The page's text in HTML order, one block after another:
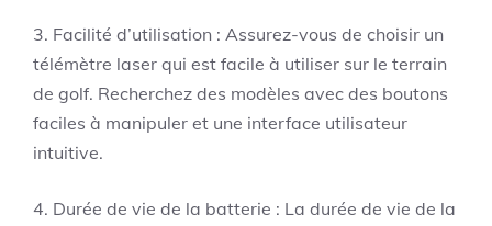
3. Facilité d’utilisation : Assurez-vous de choisir un
télémètre laser qui est facile à utiliser sur le terrain
de golf. Recherchez des modèles avec des boutons
faciles à manipuler et une interface utilisateur
intuitive.
4. Durée de vie de la batterie : La durée de vie de la